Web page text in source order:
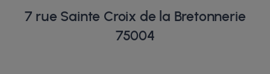
7 rue Sainte Croix de la Bretonnerie
75004